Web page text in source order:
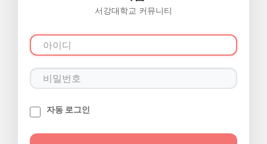
서강대학교 커뮤니티
자동 로그인